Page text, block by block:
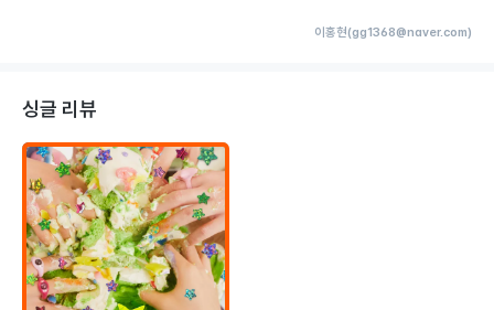
이홍현(gg1368@naver.com)
싱글 리뷰